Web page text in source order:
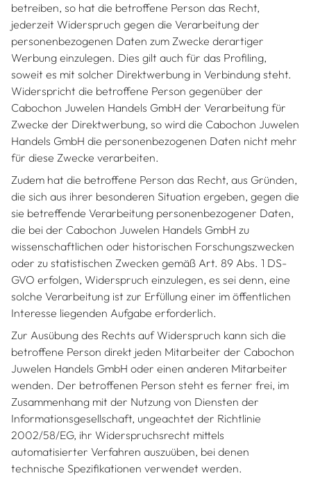
betreiben, so hat die betroffene Person das Recht,
jederzeit Widerspruch gegen die Verarbeitung der
personenbezogenen Daten zum Zwecke derartiger
Werbung einzulegen. Dies gilt auch für das Profiling,
soweit es mit solcher Direktwerbung in Verbindung steht.
Widerspricht die betroffene Person gegenüber der
Cabochon Juwelen Handels GmbH der Verarbeitung für
Zwecke der Direktwerbung, so wird die Cabochon Juwelen
Handels GmbH die personenbezogenen Daten nicht mehr
für diese Zwecke verarbeiten.
Zudem hat die betroffene Person das Recht, aus Gründen,
die sich aus ihrer besonderen Situation ergeben, gegen die
sie betreffende Verarbeitung personenbezogener Daten,
die bei der Cabochon Juwelen Handels GmbH zu
wissenschaftlichen oder historischen Forschungszwecken
oder zu statistischen Zwecken gemäß Art. 89 Abs. 1 DS-
GVO erfolgen, Widerspruch einzulegen, es sei denn, eine
solche Verarbeitung ist zur Erfüllung einer im öffentlichen
Interesse liegenden Aufgabe erforderlich.
Zur Ausübung des Rechts auf Widerspruch kann sich die
betroffene Person direkt jeden Mitarbeiter der Cabochon
Juwelen Handels GmbH oder einen anderen Mitarbeiter
wenden. Der betroffenen Person steht es ferner frei, im
Zusammenhang mit der Nutzung von Diensten der
Informationsgesellschaft, ungeachtet der Richtlinie
2002/58/EG, ihr Widerspruchsrecht mittels
automatisierter Verfahren auszuüben, bei denen
technische Spezifikationen verwendet werden.